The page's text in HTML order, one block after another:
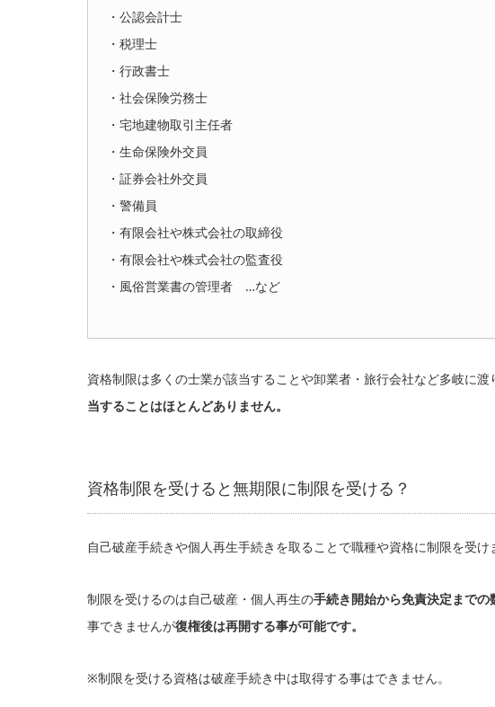
・公認会計士
・税理士
・行政書士
・社会保険労務士
・宅地建物取引主任者
・生命保険外交員
・証券会社外交員
・警備員
・有限会社や株式会社の取締役
・有限会社や株式会社の監査役
・風俗営業書の管理者 …など
資格制限は多くの士業が該当することや卸業者・旅行会社など多岐に渡
当することはほとんどありません。
資格制限を受けると無期限に制限を受ける？
自己破産手続きや個人再生手続きを取ることで職種や資格に制限を受け
制限を受けるのは自己破産・個人再生の手続き開始から免責決定までの
事できませんが復権後は再開する事が可能です。
※制限を受ける資格は破産手続き中は取得する事はできません。